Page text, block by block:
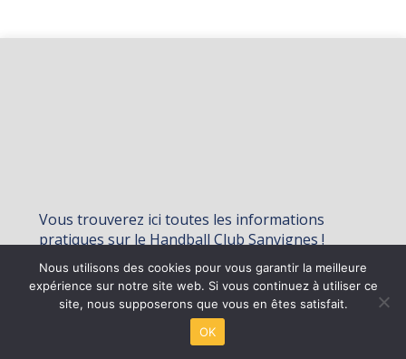
Vous trouverez ici toutes les informations
pratiques sur le Handball Club Sanvignes !
© 2026 - HBC Sanvignes | Site internet réalisé par
MENTIONS LÉGALES
Nous utilisons des cookies pour vous garantir la meilleure
expérience sur notre site web. Si vous continuez à utiliser ce
site, nous supposerons que vous en êtes satisfait.
OK